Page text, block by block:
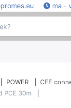
ma -
POWER CEE
PCE 30m